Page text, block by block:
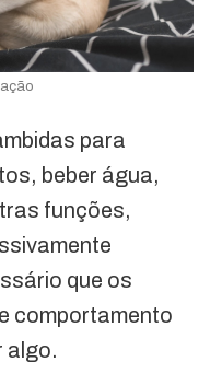
para
beber água,
funções,
que os
comportamento
algo.